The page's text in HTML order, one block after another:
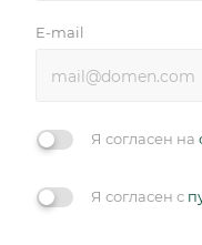
E-mail
Я согласен на
Я согласен с